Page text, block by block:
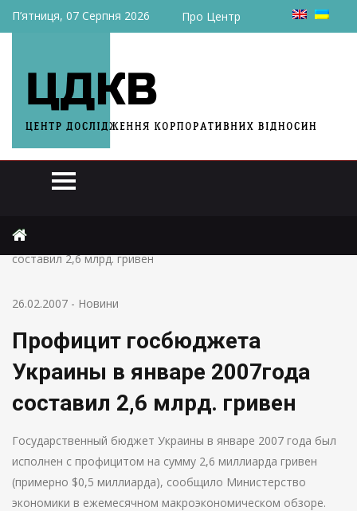
П’ятниця, 07 Серпня 2026 Про Центр
Профицит госбюджета Украины в январе 2007года
составил 2,6 млрд. гривен
26.02.2007 - Новини
Профицит госбюджета
Украины в январе 2007года
составил 2,6 млрд. гривен
Государственный бюджет Украины в январе 2007 года был
исполнен с профицитом на сумму 2,6 миллиарда гривен
(примерно $0,5 миллиарда), сообщило Министерство
экономики в ежемесячном макроэкономическом обзоре.